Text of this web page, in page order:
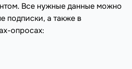
Все нужные данные можно
подписки, а также в
опросах: